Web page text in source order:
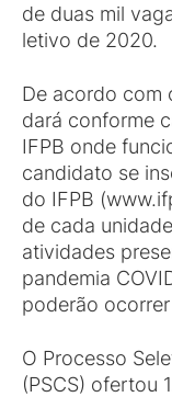
de duas mil
letivo de 2020.
De acordo com
dará conforme
IFPB onde
candidato se
do IFPB
de cada
atividades
pandemia
poderão
O Processo
(PSCS) ofertou